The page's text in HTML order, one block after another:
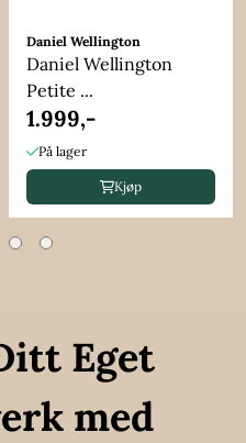
Daniel Wellington
Daniel Wellington
Petite ...
1.999,-
På lager
Kjøp
Eget
med